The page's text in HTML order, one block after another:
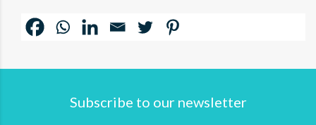
Subscribe to our newsletter